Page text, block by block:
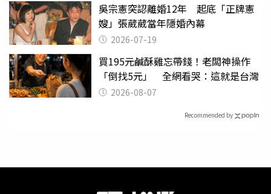
吳宗憲突認離婚12年 起底「正牌憲
嫂」張葳葳當年隱婚內幕
2026-07-19
買195元鹹酥雞忘帶錢！老闆神操作
「倒找5元」 全網看哭：這就是台灣
2026-08-07
Recommended by